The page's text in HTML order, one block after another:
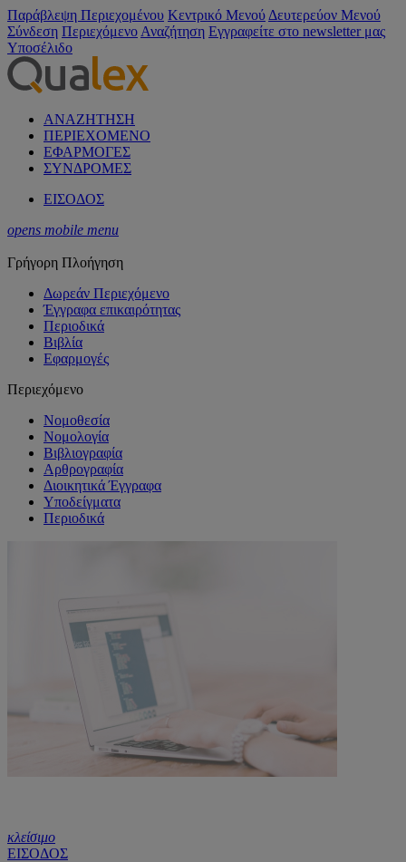
Παράβλεψη Περιεχομένου Κεντρικό Μενού Δευτερεύον Μενού
Σύνδεση Περιεχόμενο Αναζήτηση Εγγραφείτε στο newsletter μας
Υποσέλιδο
ΑΝΑΖΗΤΗΣΗ
ΠΕΡΙΕΧΟΜΕΝΟ
ΕΦΑΡΜΟΓΕΣ
ΣΥΝΔΡΟΜΕΣ
ΕΙΣΟΔΟΣ
opens mobile menu
Γρήγορη Πλοήγηση
Δωρεάν Περιεχόμενο
Έγγραφα επικαιρότητας
Περιοδικά
Βιβλία
Εφαρμογές
Περιεχόμενο
Νομοθεσία
Νομολογία
Βιβλιογραφία
Αρθρογραφία
Διοικητικά Έγγραφα
Υποδείγματα
Περιοδικά
κλείσιμο
ΕΙΣΟΔΟΣ